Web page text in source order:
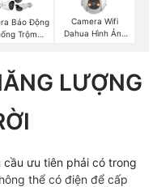
Báo Động
Trộm
Camera Wifi
Dahua Hình Ảnh
LƯỢNG
ưu tiên phải có trong
thể có điện để cấp